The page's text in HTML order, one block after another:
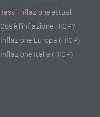
Tassi inflazione attuali
Cos'è l'inflazione HICP?
Inflazione Europa (HICP)
Inflazione Italia (HICP)